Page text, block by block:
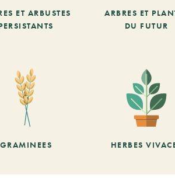
ET ARBUSTES
ARBRES ET
DU FUTUR
GRAMINEES HERBES